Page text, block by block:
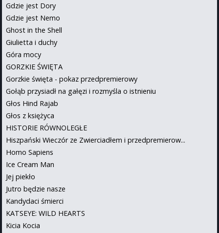
Gdzie jest Dory
Gdzie jest Nemo
Ghost in the Shell
Giulietta i duchy
Góra mocy
GORZKIE ŚWIĘTA
Gorzkie święta - pokaz przedpremierowy
Gołąb przysiadł na gałęzi i rozmyśla o istnieniu
Głos Hind Rajab
Głos z księżyca
HISTORIE RÓWNOLEGŁE
Hiszpański Wieczór ze Zwierciadłem i przedpremierow...
Homo Sapiens
Ice Cream Man
Jej piekło
Jutro będzie nasze
Kandydaci śmierci
KATSEYE: WILD HEARTS
Kicia Kocia